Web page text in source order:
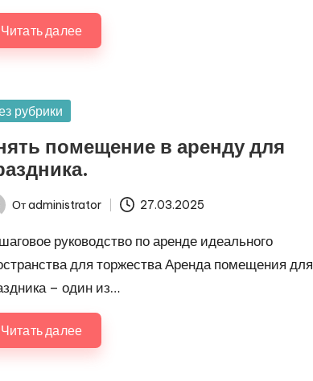
Читать далее
рубрики
помещение в аренду для
Отadministrator 27.03.2025
руководство по аренде идеального
для торжества Аренда помещения для
– один из…
Читать далее